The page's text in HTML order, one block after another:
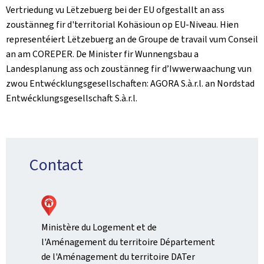
Vertriedung vu Lëtzebuerg bei der EU ofgestallt an ass
zoustänneg fir d'territorial Kohäsioun op EU-Niveau. Hien
representéiert Lëtzebuerg an de Groupe de travail vum Conseil
an am COREPER. De Minister fir Wunnengsbau a
Landesplanung ass och zoustänneg fir d’Iwwerwaachung vun
zwou Entwécklungsgesellschaften: AGORA S.à.r.l. an Nordstad
Entwécklungsgesellschaft S.à.r.l.
Contact
Ministère du Logement et de
l'Aménagement du territoire Département
de l'Aménagement du territoire DATer